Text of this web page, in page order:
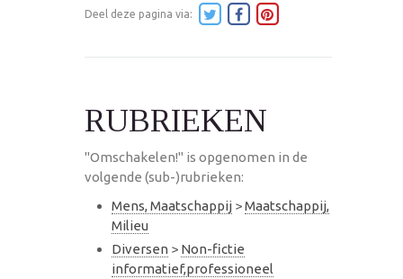
Deel deze pagina via:
RUBRIEKEN
"Omschakelen!" is opgenomen in de
volgende (sub-)rubrieken:
Mens, Maatschappij >Maatschappij,
Milieu
Diversen > Non-fictie
informatief,professioneel